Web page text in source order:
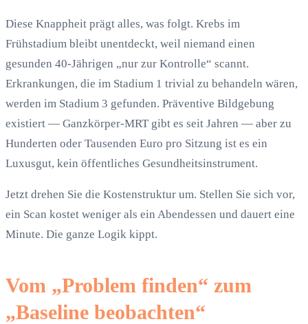
Diese Knappheit prägt alles, was folgt. Krebs im
Frühstadium bleibt unentdeckt, weil niemand einen
gesunden 40-Jährigen „nur zur Kontrolle“ scannt.
Erkrankungen, die im Stadium 1 trivial zu behandeln wären,
werden im Stadium 3 gefunden. Präventive Bildgebung
existiert — Ganzkörper-MRT gibt es seit Jahren — aber zu
Hunderten oder Tausenden Euro pro Sitzung ist es ein
Luxusgut, kein öffentliches Gesundheitsinstrument.
Jetzt drehen Sie die Kostenstruktur um. Stellen Sie sich vor,
ein Scan kostet weniger als ein Abendessen und dauert eine
Minute. Die ganze Logik kippt.
Vom „Problem finden“ zum
„Baseline beobachten“